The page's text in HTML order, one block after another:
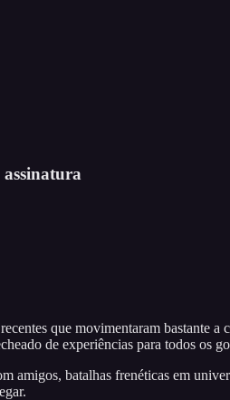
que movimentaram bastante
de experiências para todos os
batalhas frenéticas em